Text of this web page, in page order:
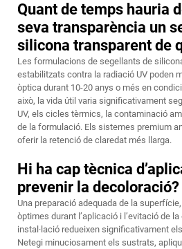
Quant de temps hauria
seva transparència un
silicona transparent de
Les formulacions de segellants de
estabilitzats contra la radiació UV poden
òptica durant 10-20 anys o més en
això, la vida útil varia significativament
UV, els cicles tèrmics, la contaminació
de la formulació. Els sistemes premium
oferir la retenció de claredat més llarga.
Hi ha cap tècnica
prevenir la decoloració?
Una preparació adequada de la
òptimes durant l’aplicació i l’evitació de
instal·lació redueixen significativament
Netegi minuciosament els sustrats,